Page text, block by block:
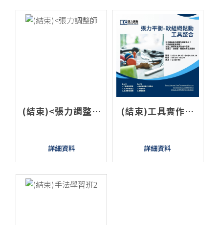
(結束)<張力調整師
詳細資料
(結束)工具實作班
詳細資料